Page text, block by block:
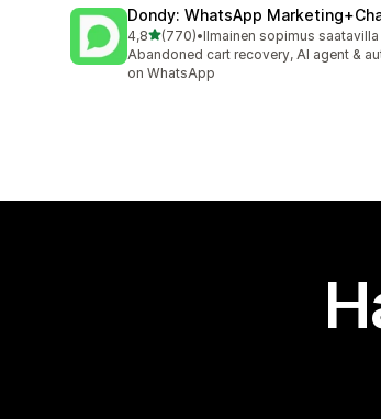
Dondy: WhatsApp
4,8/ 5 tähteä
(770)
770 arvostelua yhteensä
•Ilmainen sopimus saatavilla
Abandoned cart recovery, AI agent &
on WhatsApp